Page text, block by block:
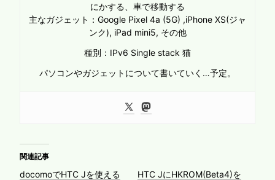
にかする、車で移動する
主なガジェット：Google Pixel 4a (5G) ,iPhone XS(ジャ
ンク), iPad mini5, その他
種別：IPv6 Single stack 猫
パソコンやガジェットについて書いていく…予定。
関連記事
docomoでHTC Jを使える
HTC JにHKROM(Beta4)を